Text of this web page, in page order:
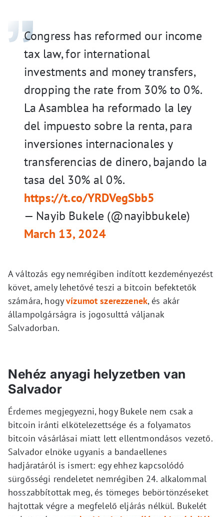
Congress has reformed our income
tax law, for international
investments and money transfers,
dropping the rate from 30% to 0%.
La Asamblea ha reformado la ley
del impuesto sobre la renta, para
inversiones internacionales y
transferencias de dinero, bajando la
tasa del 30% al 0%.
https://t.co/YRDVegSbb5
— Nayib Bukele (@nayibbukele)
March 13, 2024
A változás egy nemrégiben indított kezdeményezést
követ, amely lehetővé teszi a bitcoin befektetők
számára, hogyvízumot szerezzenek, és akár
állampolgárságra is jogosulttá váljanak
Salvadorban.
Nehéz anyagi helyzetben van
Salvador
Érdemes megjegyezni, hogy Bukele nem csak a
bitcoin iránti elkötelezettsége és a folyamatos
bitcoin vásárlásai miatt lett ellentmondásos vezető.
Salvador elnöke ugyanis a bandaellenes
hadjáratáról is ismert: egy ehhez kapcsolódó
sürgősségi rendeletet nemrégiben 24. alkalommal
hosszabbítottak meg, és tömeges bebörtönzéseket
hajtottak végre a megfelelő eljárás nélkül. Bukelét